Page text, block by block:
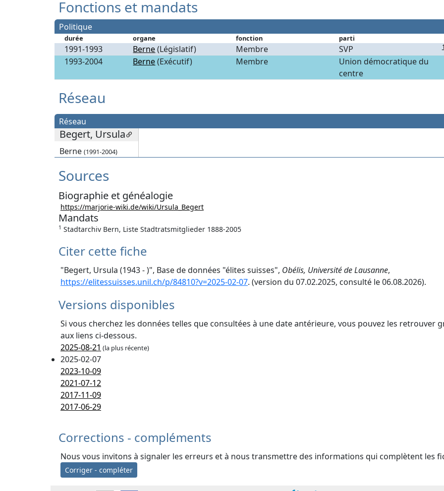
Fonctions et mandats
Politique
durée organe fonction parti
1991-1993 Berne(Législatif) Membre SVP
1993-2004 Berne(Exécutif) Membre
Union démocratique du
centre
Réseau
Réseau
Begert, Ursula
Berne (1991-2004)
Sources
Biographie et généalogie
https://marjorie-wiki.de/wiki/Ursula_Begert
Mandats
1 Stadtarchiv Bern, Liste Stadtratsmitglieder 1888-2005
Citer cette fiche
"Begert, Ursula (1943 - )", Base de données "élites suisses", Obélis, Université de Lausanne,
https://elitessuisses.unil.ch/p/84810?v=2025-02-07. (version du 07.02.2025, consulté le 06.08.2026).
Versions disponibles
Si vous cherchez les données telles que consultées à une date antérieure, vous pouvez les retrouver
aux liens ci-dessous.
2025-08-21 (la plus récente)
2025-02-07
2023-10-09
2021-07-12
2017-11-09
2017-06-29
Corrections - compléments
Nous vous invitons à signaler les erreurs et à nous transmettre des informations qui complètent les
Corriger - compléter